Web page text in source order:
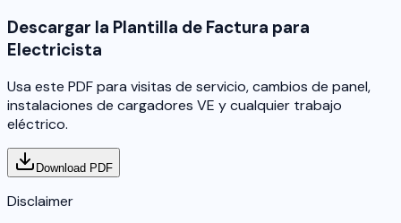
Descargar la Plantilla de Factura para
Electricista
Usa este PDF para visitas de servicio, cambios de panel,
instalaciones de cargadores VE y cualquier trabajo
eléctrico.
Download PDF
Disclaimer